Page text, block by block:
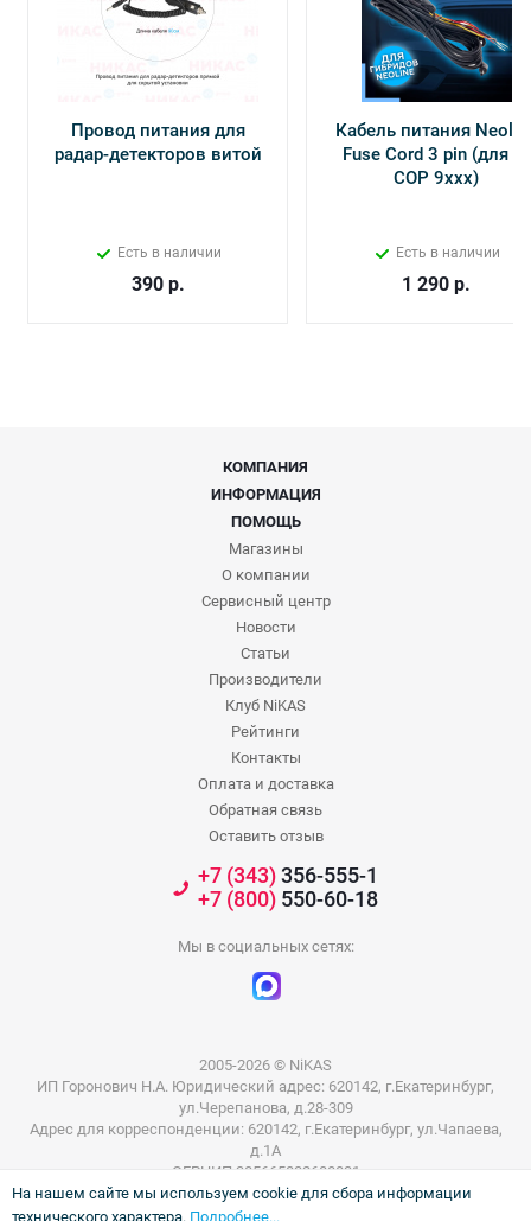
Провод питания для
радар-детекторов витой
Есть в наличии
390р.
Кабель питания
Fuse Cord 3 pin (для Х-
СОР 9ххх)
Есть в наличии
1 290 р.
КОМПАНИЯ
ИНФОРМАЦИЯ
ПОМОЩЬ
Магазины
О компании
Сервисный центр
Новости
Статьи
Производители
Клуб NiKAS
Рейтинги
Контакты
Оплата и доставка
Обратная связь
Оставить отзыв
+7 (343)356-555-1
+7 (800)550-60-18
Мы в социальных сетях:
2005-2026 © NiKAS
ИП Горонович Н.А. Юридический адрес: 620142, г.Екатеринбург,
ул.Черепанова, д.28-309
Адрес для корреспонденции: 620142, г.Екатеринбург, ул.Чапаева,
д.1А
ОГРНИП 305665832600031
ИНН 665801802803
На нашем сайте мы используем cookie для сбора информации
технического характера. Подробнее...